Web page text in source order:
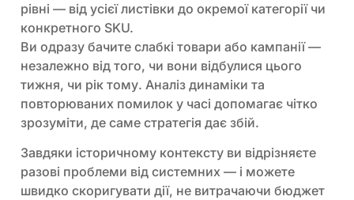
рівні — від усієї листівки до окремої категорії чи
конкретного SKU.
Ви одразу бачите слабкі товари або кампанії —
незалежно від того, чи вони відбулися цього
тижня, чи рік тому. Аналіз динаміки та
повторюваних помилок у часі допомагає чітко
зрозуміти, де саме стратегія дає збій.
Завдяки історичному контексту ви відрізняєте
разові проблеми від системних — і можете
швидко скоригувати дії, не витрачаючи бюджет